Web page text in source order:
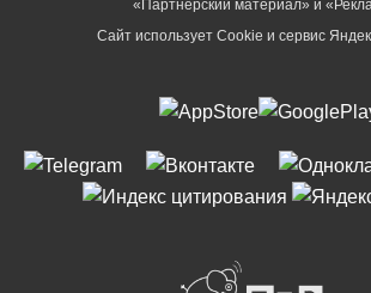
«Партнёрский материал» и
Сайт использует Cookie и сервиc